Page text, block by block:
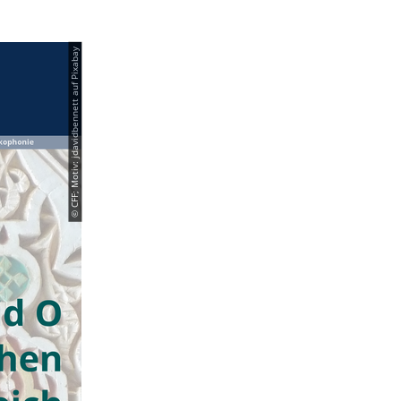
© CFF; Motiv: jdavidbennett auf Pixabay